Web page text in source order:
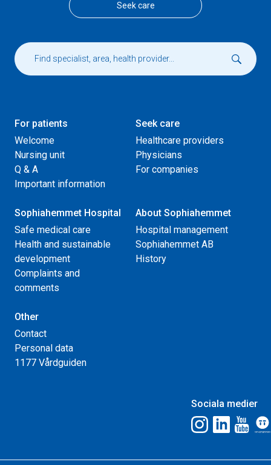
Seek care
For patients
Welcome
Nursing unit
Q & A
Important information
Seek care
Healthcare providers
Physicians
For companies
Sophiahemmet Hospital
Safe medical care
Health and sustainable
development
Complaints and
comments
About Sophiahemmet
Hospital management
Sophiahemmet AB
History
Other
Contact
Personal data
1177 Vårdguiden
Sociala medier